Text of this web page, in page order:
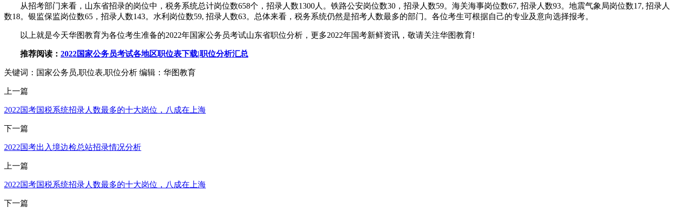
从招考部门来看，山东省招录的岗位中，税务系统总计岗位数658个，招录人数1300人。铁路公安岗位数30，招录人数59。海关海事岗位数67, 招录人数93。地震气象局岗位数17, 招录人
数18。银监保监岗位数65，招录人数143。水利岗位数59, 招录人数63。总体来看，税务系统仍然是招考人数最多的部门。各位考生可根据自己的专业及意向选择报考。
以上就是今天华图教育为各位考生准备的2022年国家公务员考试山东省职位分析，更多2022年国考新鲜资讯，敬请关注华图教育!
推荐阅读： 2022国家公务员考试各地区职位表下载|职位分析汇总
关键词：国家公务员,职位表,职位分析 编辑：华图教育
上一篇
2022国考国税系统招录人数最多的十大岗位，八成在上海
下一篇
2022国考出入境边检总站招录情况分析
上一篇
2022国考国税系统招录人数最多的十大岗位，八成在上海
下一篇